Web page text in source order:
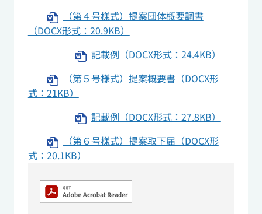
（第４号様式）提案団体概要調書
（DOCX形式：20.9KB）
記載例（DOCX形式：24.4KB）
（第５号様式）提案概要書（DOCX形
式：21KB）
記載例（DOCX形式：27.8KB）
（第６号様式）提案取下届（DOCX形
式：20.1KB）